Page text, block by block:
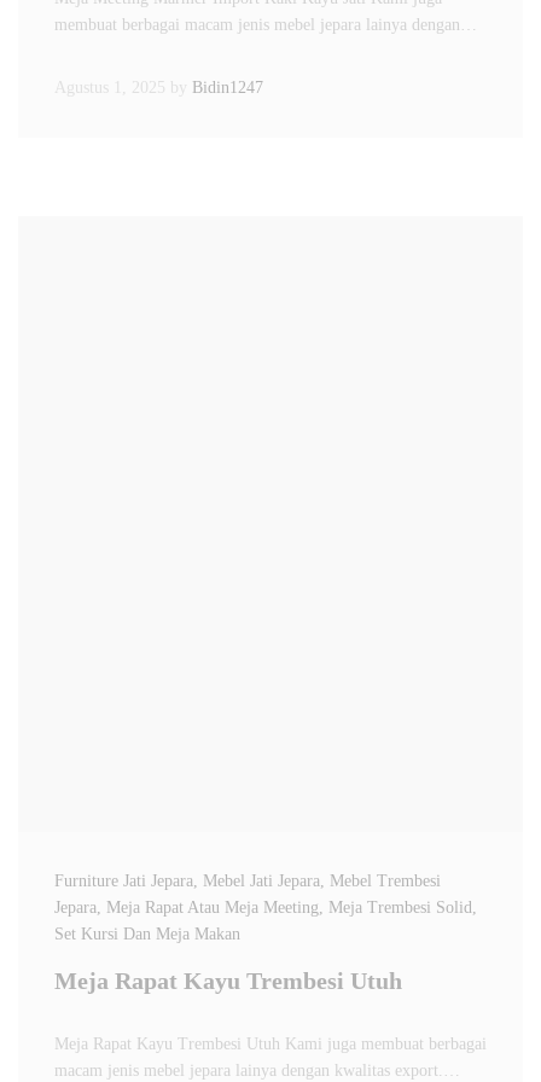
membuat berbagai macam jenis mebel jepara lainya dengan…
Agustus 1, 2025 by Bidin1247
Furniture Jati Jepara, Mebel Jati Jepara, Mebel Trembesi
Jepara, Meja Rapat Atau Meja Meeting, Meja Trembesi Solid ,
Set Kursi Dan Meja Makan
Meja Rapat Kayu Trembesi Utuh
Meja Rapat Kayu Trembesi Utuh Kami juga membuat berbagai
macam jenis mebel jepara lainya dengan kwalitas export.…